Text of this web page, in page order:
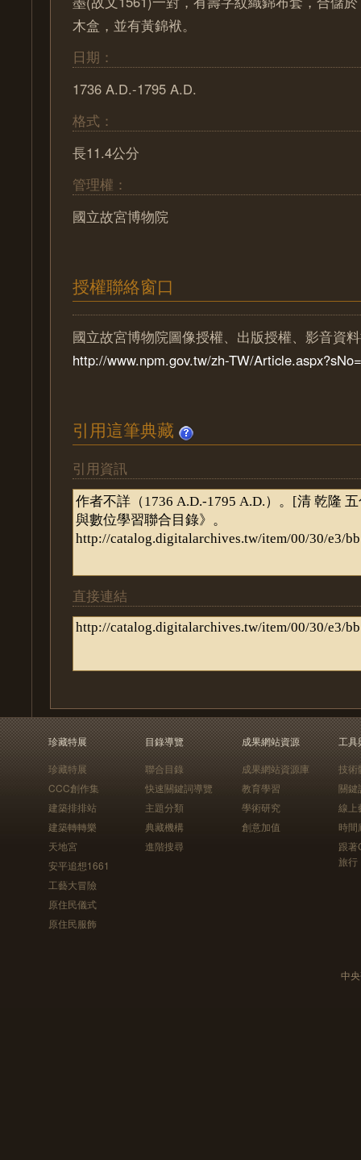
木盒，並有黃錦袱。
日期：
1736 A.D.-1795 A.D.
格式：
長11.4公分
管理權：
國立故宮博物院
授權聯絡窗口
國立故宮博物院圖像授權、出版授權、影音資
http://www.npm.gov.tw/zh-TW/
引用這筆典藏
引用資訊
直接連結
珍藏特展
珍藏特展
CCC創作集
建築排排站
建築轉轉樂
天地宮
安平追想1661
工藝大冒險
原住民儀式
原住民服飾
目錄導覽
聯合目錄
快速關鍵詞導覽
主題分類
典藏機構
進階搜尋
成果網站資源
成果網站資源庫
教育學習
學術研究
創意加值
工具
技術
關鍵
線上
時間
跟
旅行
中